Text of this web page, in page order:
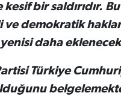
bir saldırıdır.
demokratik
daha
Türkiye